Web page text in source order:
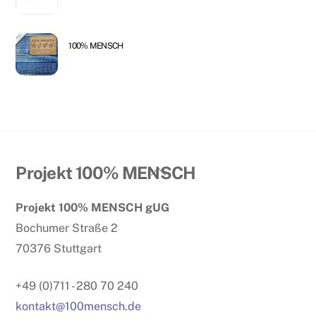
100% MENSCH
Back
Top
Projekt 100% MENSCH
Projekt 100% MENSCH gUG
Bochumer Straße 2
70376 Stuttgart
+49 (0)711 - 280 70 240
kontakt@100mensch.de